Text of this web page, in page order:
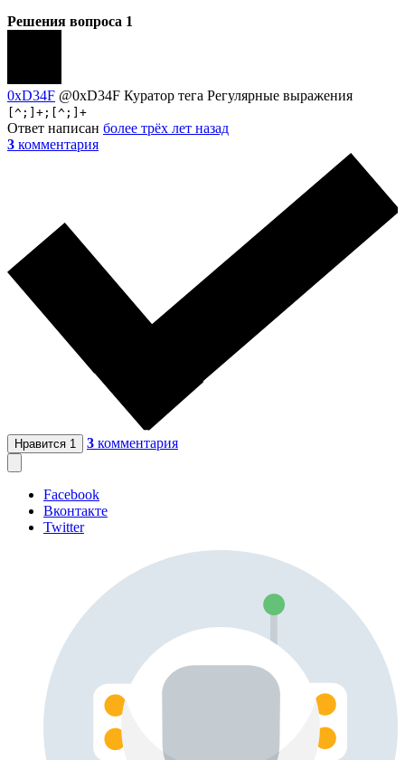
Решения вопроса 1
0xD34F @0xD34F Куратор тега Регулярные выражения
[^;]+;[^;]+
Ответ написан более трёх лет назад
3 комментария
Нравится 1 3 комментария
Facebook
Вконтакте
Twitter